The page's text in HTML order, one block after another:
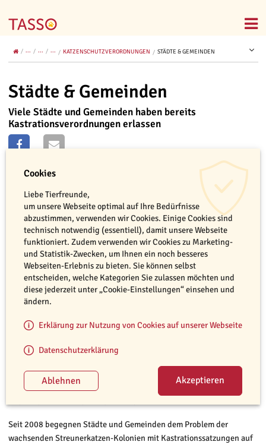
... ... ... KATZENSCHUTZVERORDNUNGEN STÄDTE & GEMEINDEN
Städte & Gemeinden
Viele Städte und Gemeinden haben bereits
Kastrationsverordnungen erlassen
© TASSO e.V. / Alexandra Mancuso
Seit 2008 begegnen Städte und Gemeinden dem Problem der
wachsenden Streunerkatzen-Kolonien mit Kastrationssatzungen auf
Cookies
Liebe Tierfreunde,
um unsere Webseite optimal auf Ihre Bedürfnisse
abzustimmen, verwenden wir Cookies. Einige Cookies sind
technisch notwendig (essentiell), damit unsere Webseite
funktioniert. Zudem verwenden wir Cookies zu Marketing-
und Statistik-Zwecken, um Ihnen ein noch besseres
Webseiten-Erlebnis zu bieten. Sie können selbst
entscheiden, welche Kategorien Sie zulassen möchten und
diese jederzeit unter „Cookie-Einstellungen“ einsehen und
ändern.
Erklärung zur Nutzung von Cookies auf unserer Webseite
Datenschutzerklärung